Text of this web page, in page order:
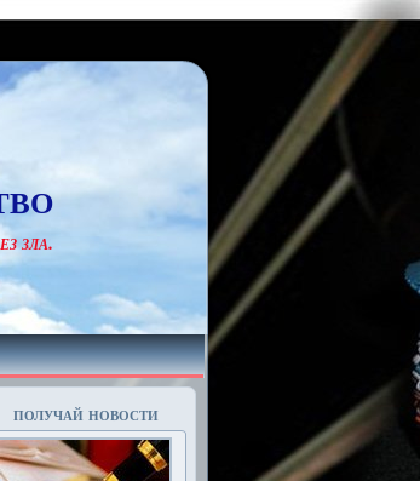
зла.
получай новости